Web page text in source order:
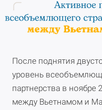
После поднятия
уровень
партнерства в ноябре
между Вьетнамом и